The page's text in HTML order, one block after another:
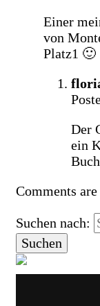
Einer
von
Platz1 🙂
Der
ein
Comments
Suchen nach: